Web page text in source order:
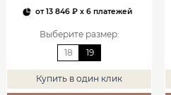
от13 846 ₽x 6 платежей
Выберите размер:
18
19
Купить в один клик